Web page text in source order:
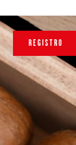
REGISTRO